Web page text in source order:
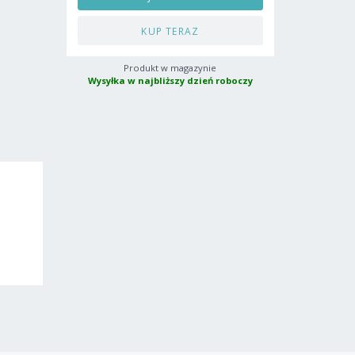
KUP TERAZ
Produkt w magazynie
Wysyłka w najbliższy dzień roboczy